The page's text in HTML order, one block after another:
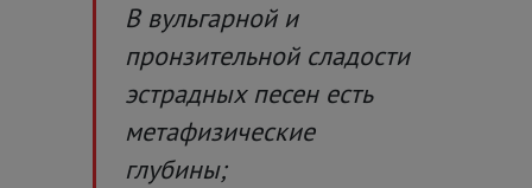
В вульгарной и
пронзительной сладости
эстрадных песен есть
метафизические
глубины;